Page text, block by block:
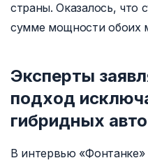
страны. Оказалось, что
сумме мощности обоих
Эксперты
подход
гибридных авто
В интервью «Фонтанке»